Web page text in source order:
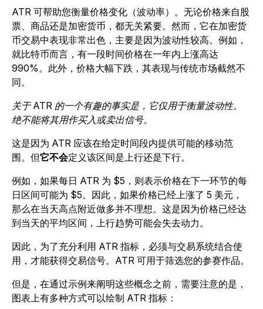
ATR 可帮助您衡量价格变化（波动率）。无论价格来自股
票、商品还是加密货币，都无关紧要。然而，它在加密货
币交易中表现非常出色，主要是因为波动性较高。例如，
就比特币而言，有一段时间价格在一年内上涨高达
990%。此外，价格大幅下跌，其表现与传统市场截然不
同。
关于 ATR 的一个有趣的事实是，它仅用于衡量波动性。
绝不能将其用作买入或卖出信号。
这是因为 ATR 应该在给定时间段内提供可能的移动范
围。但它不会定义该区间是上行还是下行。
例如，如果每日 ATR 为 $5，则表示价格在下一环节的每
日区间可能为 $5。因此，如果价格已经上涨了 5 美元，
那么在当天高点附近做多并不理想。这是因为价格已经达
到当天的平均区间，上行趋势可能会失去动力。
因此，为了充分利用 ATR 指标，必须与交易系统结合使
用，才能获得交易信号。ATR 可用于筛选您的参赛作品。
但是，在通过示例来阐明这些概念之前，需要注意的是，
图表上有多种方式可以绘制 ATR 指标：